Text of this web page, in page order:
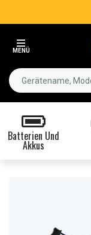
MENÜ
Batterien Und
Akkus